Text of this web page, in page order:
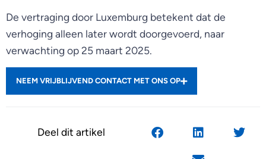
De vertraging door Luxemburg betekent dat de
verhoging alleen later wordt doorgevoerd, naar
verwachting op 25 maart 2025.
NEEM VRIJBLIJVEND CONTACT MET ONS OP
Deel dit artikel